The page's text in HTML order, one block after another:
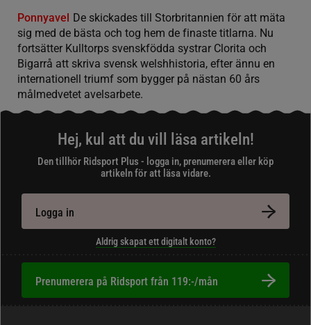
Ponnyavel De skickades till Storbritannien för att mäta
sig med de bästa och tog hem de finaste titlarna. Nu
fortsätter Kulltorps svenskfödda systrar Clorita och
Bigarrå att skriva svensk welshhistoria, efter ännu en
internationell triumf som bygger på nästan 60 års
målmedvetet avelsarbete.
Hej, kul att du vill läsa artikeln!
Den tillhör Ridsport Plus - logga in, prenumerera eller köp
artikeln för att läsa vidare.
Logga in
Aldrig skapat ett digitalt konto?
Prenumerera på Ridsport från 119:-/mån